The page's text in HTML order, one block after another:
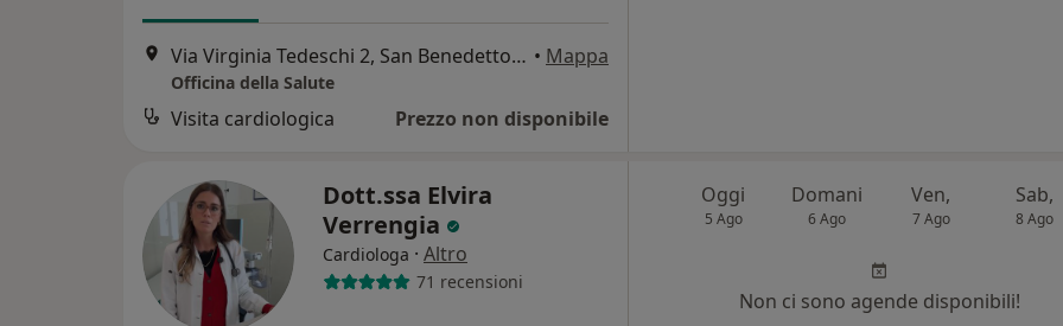
Via Virginia Tedeschi 2, San Benedetto del Tronto • Mappa
Officina della Salute
Visita cardiologica Prezzo non disponibile
Dott.ssa Elvira
Verrengia
Cardiologa · Altro
71 recensioni
Oggi
5 Ago
Domani
6 Ago
Ven,
7 Ago
Sab,
8 Ago
Non ci sono agende disponibili!